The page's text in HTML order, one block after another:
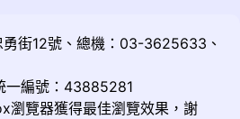
街12號、總機：03-3625633、
一編號：43885281
瀏覽器獲得最佳瀏覽效果，謝